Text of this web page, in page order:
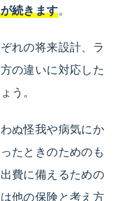
続きます。
れの将来設計、ラ
の違いに対応した
う。
ぬ怪我や病気にか
たときのためのも
費に備えるための
他の保険と考え方